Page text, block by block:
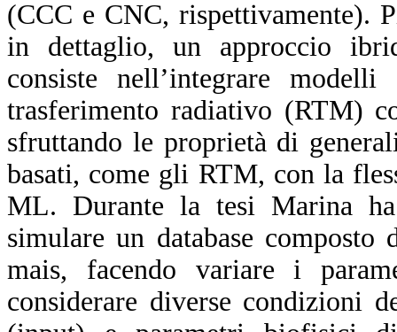
(CCC e CNC, rispettivamente).
in dettaglio, un approccio
consiste nell’integrare modelli
trasferimento radiativo (RTM)
sfruttando le proprietà di
basati, come gli RTM, con la
ML. Durante la tesi Marina
simulare un database
mais, facendo variare i
considerare diverse condizioni